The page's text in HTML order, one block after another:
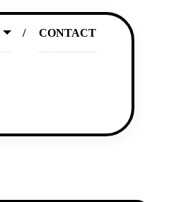
CONTACT